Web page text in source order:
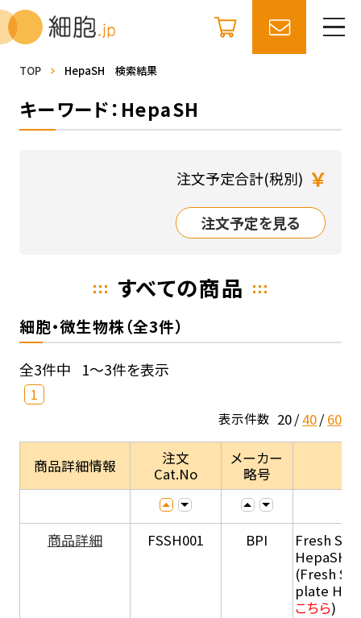
TOP HepaSH 検索結果
キーワード：HepaSH
注文予定合計(税別) ￥
注文予定を見る
すべての商品
細胞・微生物株（全3件）
全3件中 1～3件を表示
1
表示件数 20 40 60
商品詳細情報
注文
Cat.No
メーカー
略号
商品詳細 FSSH001 BPI
Fresh
HepaSH®
(Fresh
plate
こちら)